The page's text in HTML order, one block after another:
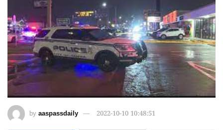
by aaspassdaily 2022-10-10 10:48:51